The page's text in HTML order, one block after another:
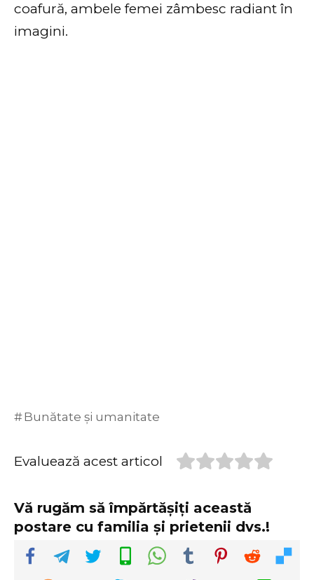
coafură, ambele femei zâmbesc radiant în
imagini.
Bunătate și umanitate
Evaluează acest articol
Vă rugăm să împărtășiți această
postare cu familia și prietenii dvs.!